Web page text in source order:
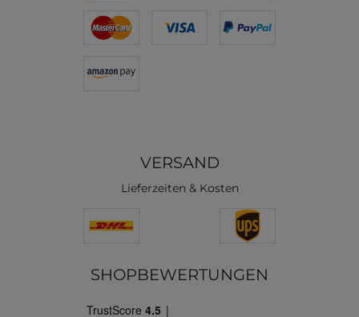
VERSAND
Lieferzeiten & Kosten
SHOPBEWERTUNGEN